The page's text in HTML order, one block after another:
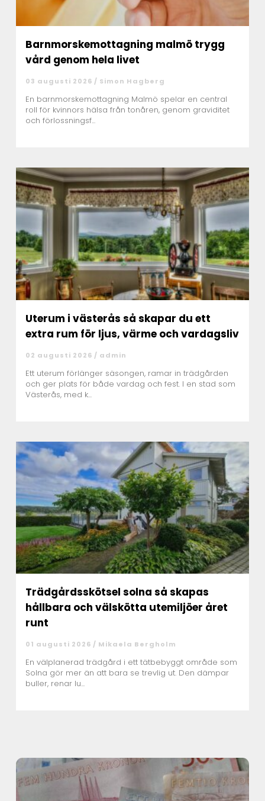
Barnmorskemottagning malmö trygg
vård genom hela livet
03 augusti 2026 / Simon Hagberg
En barnmorskemottagning Malmö spelar en central
roll för kvinnors hälsa från tonåren, genom graviditet
och förlossningsf...
Uterum i västerås så skapar du ett
extra rum för ljus, värme och vardagsliv
02 augusti 2026 / admin
Ett uterum förlänger säsongen, ramar in trädgården
och ger plats för både vardag och fest. I en stad som
Västerås, med k...
Trädgårdsskötsel solna så skapas
hållbara och välskötta utemiljöer året
runt
01 augusti 2026 / Mikaela Bergholm
En välplanerad trädgård i ett tätbebyggt område som
Solna gör mer än att bara se trevlig ut. Den dämpar
buller, renar lu...